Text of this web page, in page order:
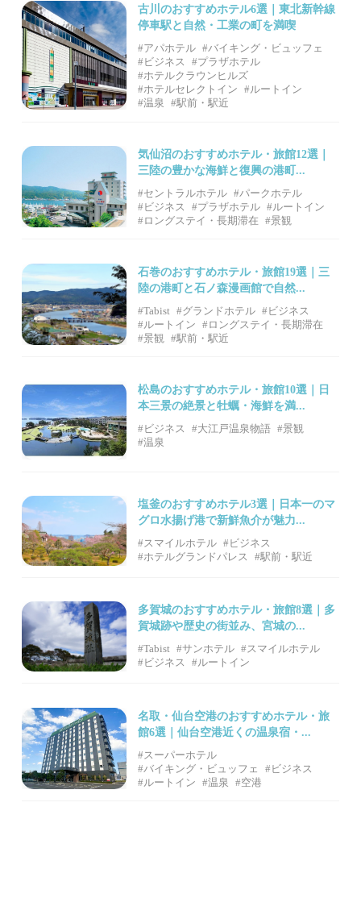
古川のおすすめホテル6選｜東北新幹線
停車駅と自然・工業の町を満喫
#アパホテル #バイキング・ビュッフェ
#ビジネス
#プラザホテル
#ホテルクラウンヒルズ
#ホテルセレクトイン
#ルートイン
#温泉
#駅前・駅近
気仙沼のおすすめホテル・旅館12選｜
三陸の豊かな海鮮と復興の港町...
#セントラルホテル #パークホテル
#ビジネス
#プラザホテル #ルートイン
#ロングステイ・長期滞在
#景観
石巻のおすすめホテル・旅館19選｜三
陸の港町と石ノ森漫画館で自然...
#Tabist #グランドホテル #ビジネス
#ルートイン
#ロングステイ・長期滞在
#景観 #駅前・駅近
松島のおすすめホテル・旅館10選｜日
本三景の絶景と牡蠣・海鮮を満...
#ビジネス #大江戸温泉物語 #景観
#温泉
塩釜のおすすめホテル3選｜日本一のマ
グロ水揚げ港で新鮮魚介が魅力...
#スマイルホテル #ビジネス
#ホテルグランドパレス
#駅前・駅近
多賀城のおすすめホテル・旅館8選｜多
賀城跡や歴史の街並み、宮城の...
#Tabist #サンホテル #スマイルホテル
#ビジネス
#ルートイン
名取・仙台空港のおすすめホテル・旅
館6選｜仙台空港近くの温泉宿・...
#スーパーホテル
#バイキング・ビュッフェ
#ビジネス
#ルートイン
#温泉 #空港